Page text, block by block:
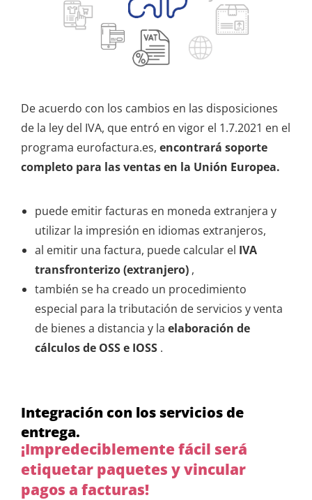
De acuerdo con los cambios en las disposiciones
de la ley del IVA, que entró en vigor el 1.7.2021 en el
programa eurofactura.es, encontrará soporte
completo para las ventas en la Unión Europea.
puede emitir facturas en moneda extranjera y
utilizar la impresión en idiomas extranjeros,
al emitir una factura, puede calcular el IVA
transfronterizo (extranjero) ,
también se ha creado un procedimiento
especial para la tributación de servicios y venta
de bienes a distancia y la elaboración de
cálculos de OSS e IOSS .
Integración con los servicios de
entrega.
¡Impredeciblemente fácil será
etiquetar paquetes y vincular
pagos a facturas!